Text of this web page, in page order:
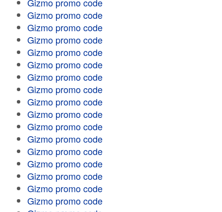
Gizmo promo code
Gizmo promo code
Gizmo promo code
Gizmo promo code
Gizmo promo code
Gizmo promo code
Gizmo promo code
Gizmo promo code
Gizmo promo code
Gizmo promo code
Gizmo promo code
Gizmo promo code
Gizmo promo code
Gizmo promo code
Gizmo promo code
Gizmo promo code